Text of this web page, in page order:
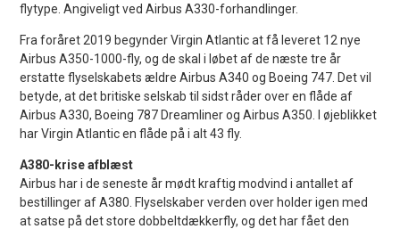
flytype. Angiveligt ved Airbus A330-forhandlinger.
Fra foråret 2019 begynder Virgin Atlantic at få leveret 12 nye
Airbus A350-1000-fly, og de skal i løbet af de næste tre år
erstatte flyselskabets ældre Airbus A340 og Boeing 747. Det vil
betyde, at det britiske selskab til sidst råder over en flåde af
Airbus A330, Boeing 787 Dreamliner og Airbus A350. I øjeblikket
har Virgin Atlantic en flåde på i alt 43 fly.
A380-krise afblæst
Airbus har i de seneste år mødt kraftig modvind i antallet af
bestillinger af A380. Flyselskaber verden over holder igen med
at satse på det store dobbeltdækkerfly, og det har fået den